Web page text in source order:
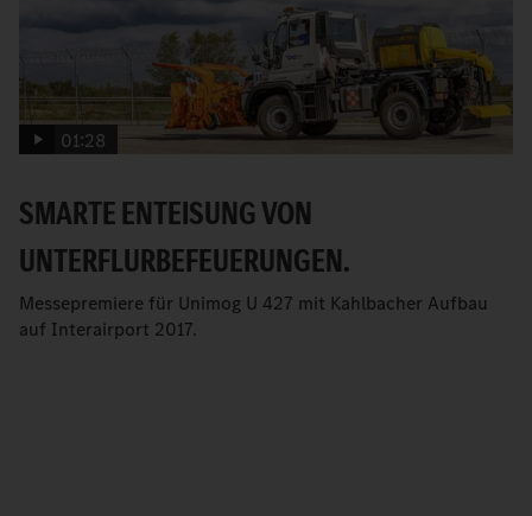
01:28
SMARTE ENTEISUNG VON
UNTERFLURBEFEUERUNGEN.
Messepremiere für Unimog U 427 mit Kahlbacher Aufbau
auf Interairport 2017.